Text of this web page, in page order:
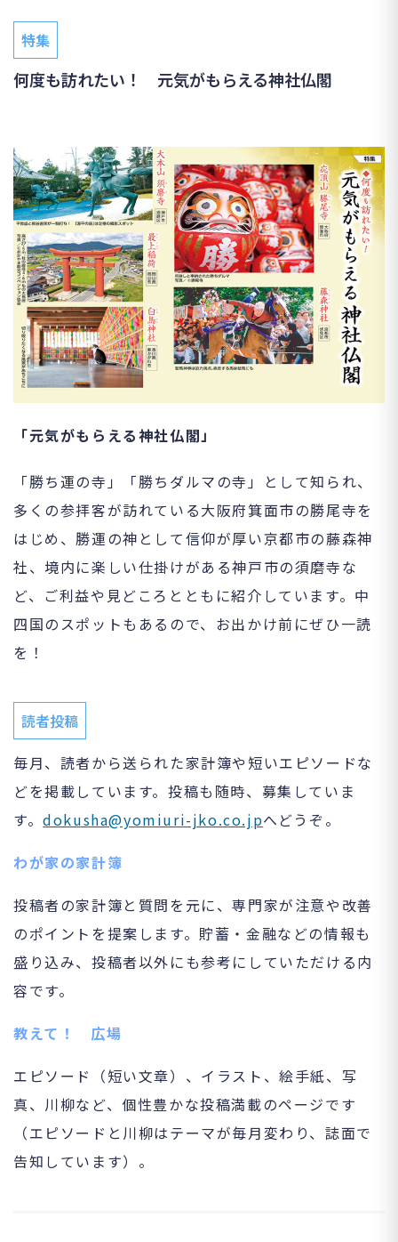
特集
何度も訪れたい！ 元気がもらえる神社仏閣
「元気がもらえる神社仏閣」
「勝ち運の寺」「勝ちダルマの寺」として知られ、
多くの参拝客が訪れている大阪府箕面市の勝尾寺を
はじめ、勝運の神として信仰が厚い京都市の藤森神
社、境内に楽しい仕掛けがある神戸市の須磨寺な
ど、ご利益や見どころとともに紹介しています。中
四国のスポットもあるので、お出かけ前にぜひ一読
を！
読者投稿
毎月、読者から送られた家計簿や短いエピソードな
どを掲載しています。投稿も随時、募集していま
す。dokusha@yomiuri-jko.co.jpへどうぞ。
わが家の家計簿
投稿者の家計簿と質問を元に、専門家が注意や改善
のポイントを提案します。貯蓄・金融などの情報も
盛り込み、投稿者以外にも参考にしていただける内
容です。
教えて！ 広場
エピソード（短い文章）、イラスト、絵手紙、写
真、川柳など、個性豊かな投稿満載のページです
（エピソードと川柳はテーマが毎月変わり、誌面で
告知しています）。